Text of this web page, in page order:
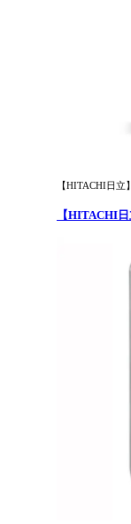
【HITACHI日
【HITACHI